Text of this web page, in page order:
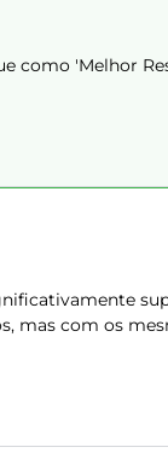
como 'Melhor
mas com os